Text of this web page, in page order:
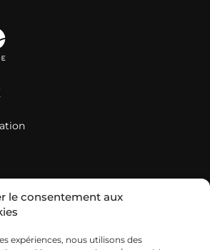
le consentement aux
expériences, nous utilisons des
CUMA